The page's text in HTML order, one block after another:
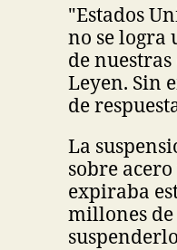
"Estados
no se logra
de
Leyen. Sin
de
La
sobre
expiraba
millones